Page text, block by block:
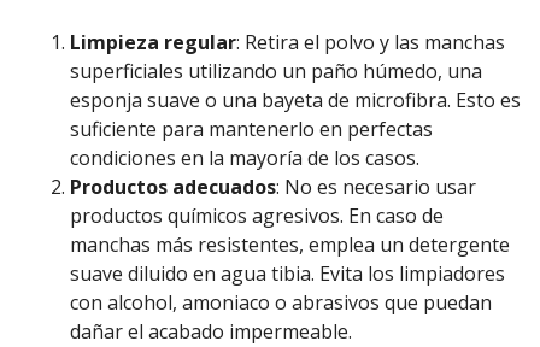
Limpieza regular: Retira el polvo y las manchas
superficiales utilizando un paño húmedo, una
esponja suave o una bayeta de microfibra. Esto es
suficiente para mantenerlo en perfectas
condiciones en la mayoría de los casos.
Productos adecuados: No es necesario usar
productos químicos agresivos. En caso de
manchas más resistentes, emplea un detergente
suave diluido en agua tibia. Evita los limpiadores
con alcohol, amoniaco o abrasivos que puedan
dañar el acabado impermeable.